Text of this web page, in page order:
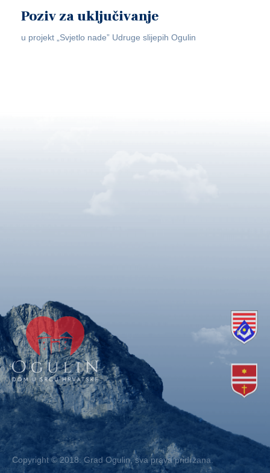
Poziv za uključivanje
u projekt „Svjetlo nade” Udruge slijepih Ogulin
Copyright © 2018. Grad Ogulin, sva prava pridržana.